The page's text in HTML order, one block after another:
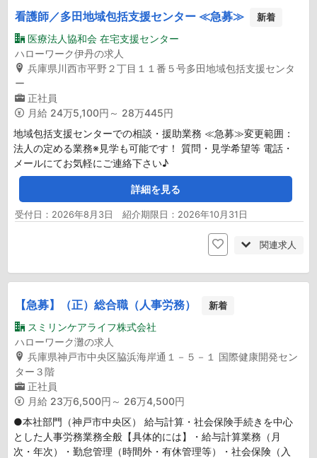
看護師／多田地域包括支援センター ≪急募≫ 新着
医療法人協和会 在宅支援センター
ハローワーク伊丹の求人
兵庫県川西市平野２丁目１１番５号多田地域包括支援センタ
ー
正社員
月給 24万5,100円～ 28万445円
地域包括支援センターでの相談・援助業務 ≪急募≫変更範囲：
法人の定める業務※見学も可能です！ 質問・見学希望等 電話・
メールにてお気軽にご連絡下さい♪
詳細を見る
受付日：2026年8月3日 紹介期限日：2026年10月31日
関連求人
【急募】（正）総合職（人事労務） 新着
スミリンケアライフ株式会社
ハローワーク灘の求人
兵庫県神戸市中央区脇浜海岸通１－５－１ 国際健康開発セン
ター３階
正社員
月給 23万6,500円～ 26万4,500円
●本社部門（神戸市中央区） 給与計算・社会保険手続きを中心
とした人事労務業務全般【具体的には】・給与計算業務（月
次・年次）・勤怠管理（時間外・有休管理等）・社会保険（入